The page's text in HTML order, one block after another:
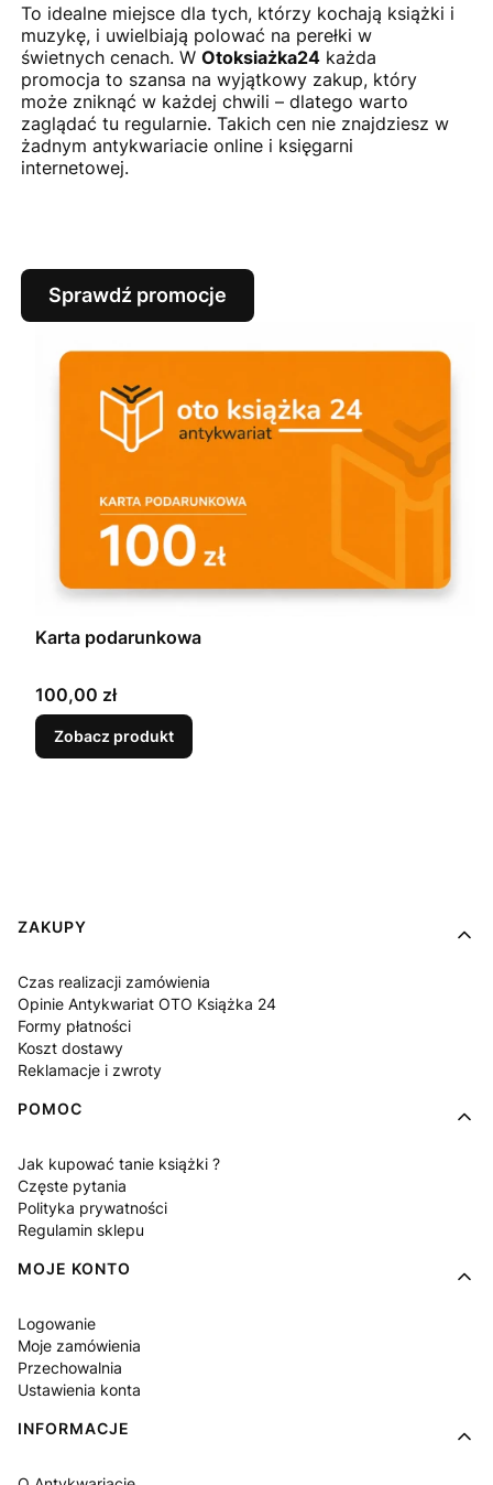
To idealne miejsce dla tych, którzy kochają książki i
muzykę, i uwielbiają polować na perełki w
świetnych cenach. W Otoksiażka24każda
promocja to szansa na wyjątkowy zakup, który
może zniknąć w każdej chwili – dlatego warto
zaglądać tu regularnie. Takich cen nie znajdziesz w
żadnym antykwariacie online i księgarni
internetowej.
Sprawdź promocje
Karta podarunkowa
Cena
100,00 zł
Zobacz produkt
Linki w stopce
ZAKUPY
Czas realizacji zamówienia
Opinie Antykwariat OTO Książka 24
Formy płatności
Koszt dostawy
Reklamacje i zwroty
POMOC
Jak kupować tanie książki ?
Częste pytania
Polityka prywatności
Regulamin sklepu
MOJE KONTO
Logowanie
Moje zamówienia
Przechowalnia
Ustawienia konta
INFORMACJE